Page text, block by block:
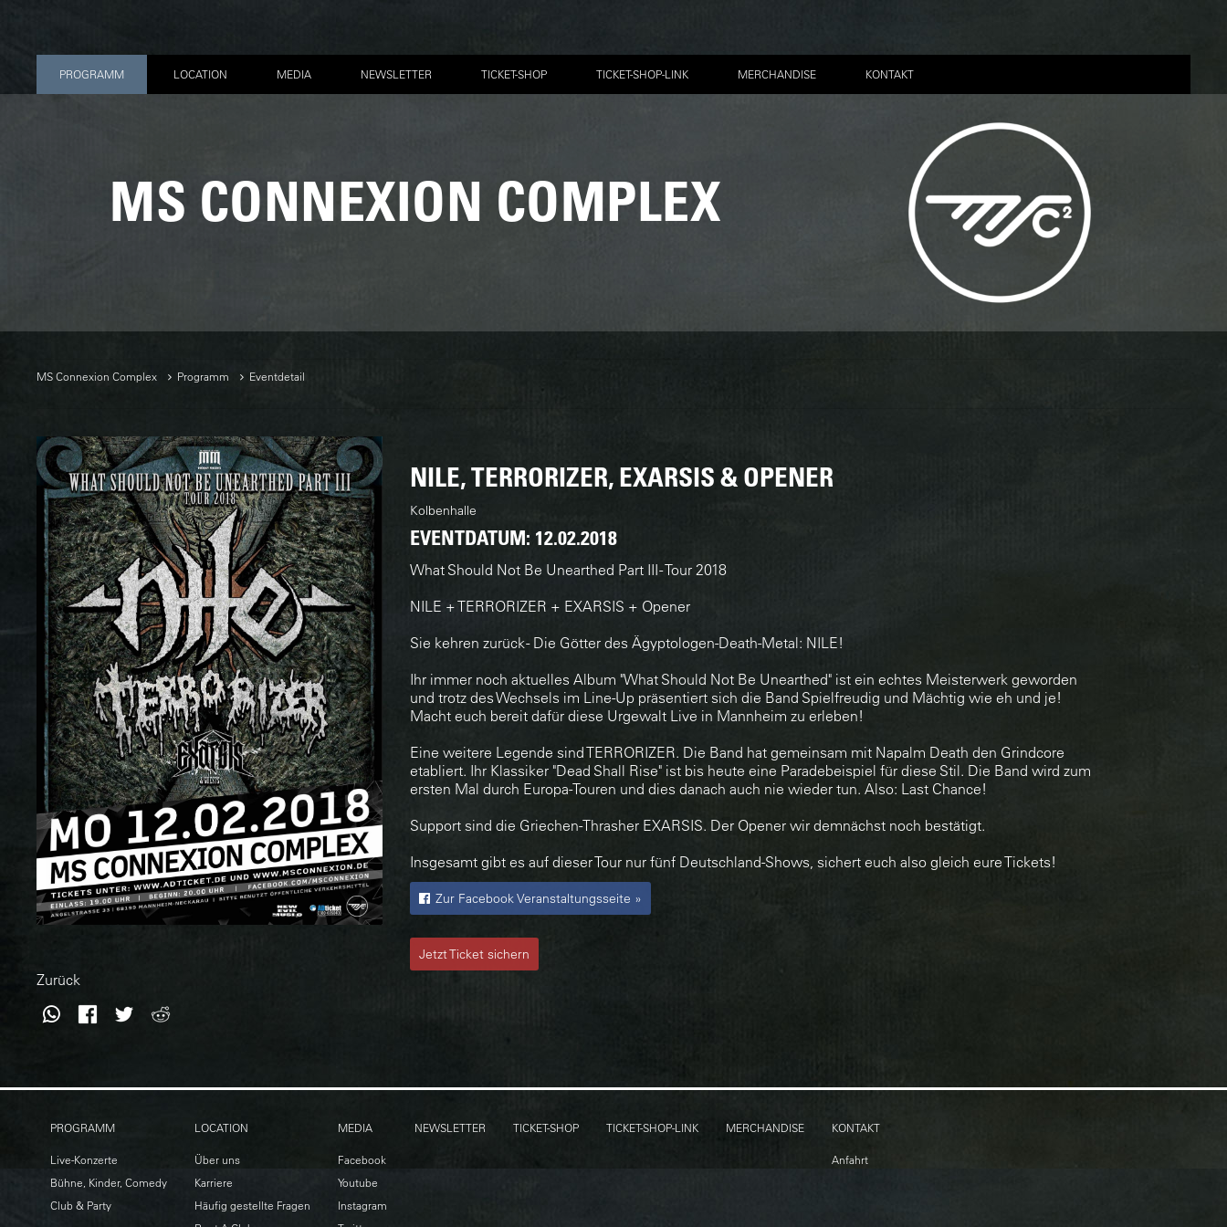
PROGRAMM LOCATION MEDIA NEWSLETTER TICKET-SHOP TICKET-SHOP-LINK MERCHANDISE KONTAKT
MS CONNEXION COMPLEX
MS Connexion Complex Programm Eventdetail
NILE, TERRORIZER, EXARSIS & OPENER
Kolbenhalle
EVENTDATUM: 12.02.2018
What Should Not Be Unearthed Part III - Tour 2018
NILE + TERRORIZER + EXARSIS + Opener
Sie kehren zurück - Die Götter des Ägyptologen-Death-Metal: NILE!
Ihr immer noch aktuelles Album "What Should Not Be Unearthed" ist ein echtes Meisterwerk geworden
und trotz des Wechsels im Line-Up präsentiert sich die Band Spielfreudig und Mächtig wie eh und je!
Macht euch bereit dafür diese Urgewalt Live in Mannheim zu erleben!
Eine weitere Legende sind TERRORIZER. Die Band hat gemeinsam mit Napalm Death den Grindcore
etabliert. Ihr Klassiker "Dead Shall Rise" ist bis heute eine Paradebeispiel für diese Stil. Die Band wird zum
ersten Mal durch Europa-Touren und dies danach auch nie wieder tun. Also: Last Chance!
Support sind die Griechen-Thrasher EXARSIS. Der Opener wir demnächst noch bestätigt.
Insgesamt gibt es auf dieser Tour nur fünf Deutschland-Shows, sichert euch also gleich eure Tickets!
Zur Facebook Veranstaltungsseite »
Jetzt Ticket sichern
Zurück
WhatsAppFacebook
Twitter
PROGRAMM
Live-Konzerte
Bühne, Kinder, Comedy
Club & Party
LOCATION
Über uns
Karriere
Häufig gestellte Fragen
MEDIA
Facebook
Youtube
Instagram
NEWSLETTER TICKET-SHOP TICKET-SHOP-LINK MERCHANDISE KONTAKT
Anfahrt